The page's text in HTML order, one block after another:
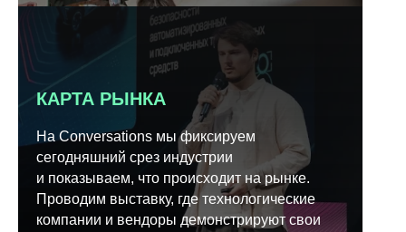
КАРТА РЫНКА
На Conversations мы фиксируем
сегодняшний срез индустрии
и показываем, что происходит на рынке.
Проводим выставку, где технологические
компании и вендоры демонстрируют свои